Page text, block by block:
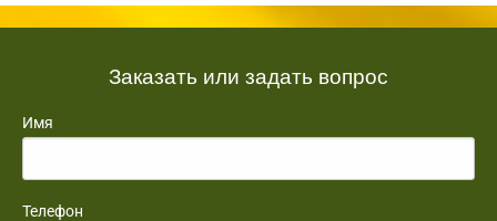
Заказать или задать вопрос
Имя
Телефон